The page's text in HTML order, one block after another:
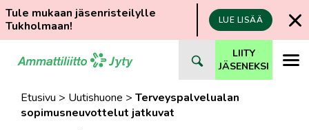
Tule mukaan jäsenristeilylle
Tukholmaan!
LUE LISÄÄ
suoraan
LIITY
JÄSENEKSI
Etusivu > Uutishuone > Terveyspalvelualan
sopimusneuvottelut jatkuvat